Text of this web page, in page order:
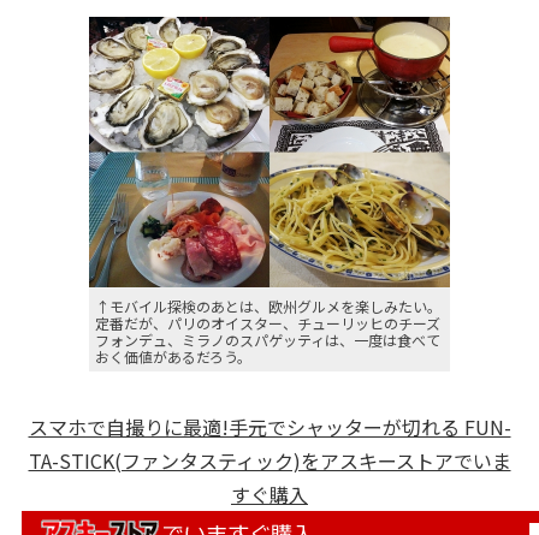
↑モバイル探検のあとは、欧州グルメを楽しみたい。
定番だが、パリのオイスター、チューリッヒのチーズ
フォンデュ、ミラノのスパゲッティは、一度は食べて
おく価値があるだろう。
スマホで自撮りに最適!手元でシャッターが切れる FUN-
TA-STICK(ファンタスティック)をアスキーストアでいま
すぐ購入